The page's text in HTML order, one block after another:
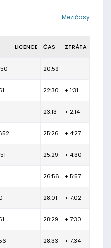
Mezičasy
LICENCE ČAS ZTRÁTA
20:59
22:30 + 1:31
23:13 + 2:14
25:26 + 4:27
25:29 + 4:30
26:56 + 5:57
28:01 + 7:02
28:29 + 7:30
28:33 + 7:34